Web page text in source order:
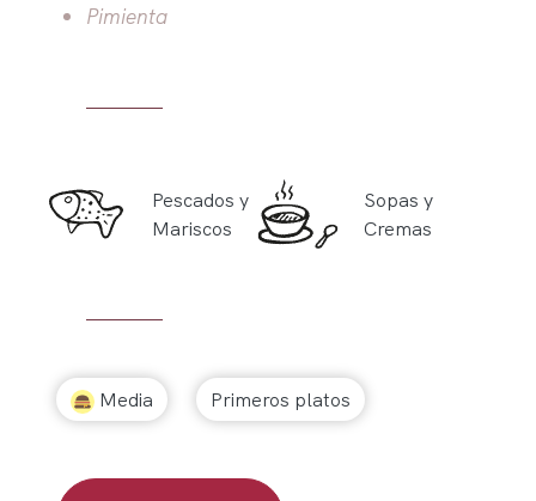
Pimienta
Pescados y
Mariscos
Sopas y
Cremas
Media Primeros platos